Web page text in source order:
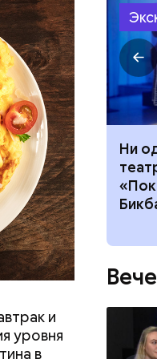
и
уровня
в
риска:
августа
Ни